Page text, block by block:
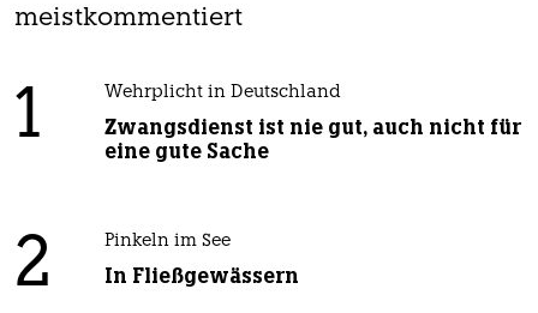
meistkommentiert
1 Wehrplicht in Deutschland
Zwangsdienst ist nie gut, auch nicht für
eine gute Sache
2 Pinkeln im See
In Fließgewässern